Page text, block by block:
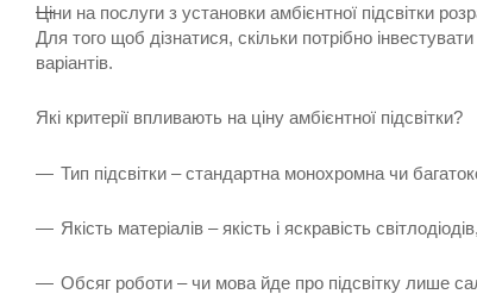
Ціни на послуги з установки амбієнтної підсвітки
Для того щоб дізнатися, скільки потрібно
варіантів.
Які критерії впливають на ціну амбієнтної підсвітки?
Тип підсвітки – стандартна монохромна чи
Якість матеріалів – якість і яскравість
Обсяг роботи – чи мова йде про підсвітку лише